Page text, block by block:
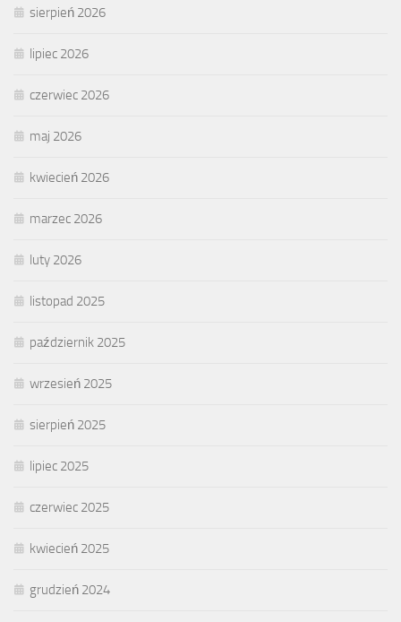
sierpień 2026
lipiec 2026
czerwiec 2026
maj 2026
kwiecień 2026
marzec 2026
luty 2026
listopad 2025
październik 2025
wrzesień 2025
sierpień 2025
lipiec 2025
czerwiec 2025
kwiecień 2025
grudzień 2024